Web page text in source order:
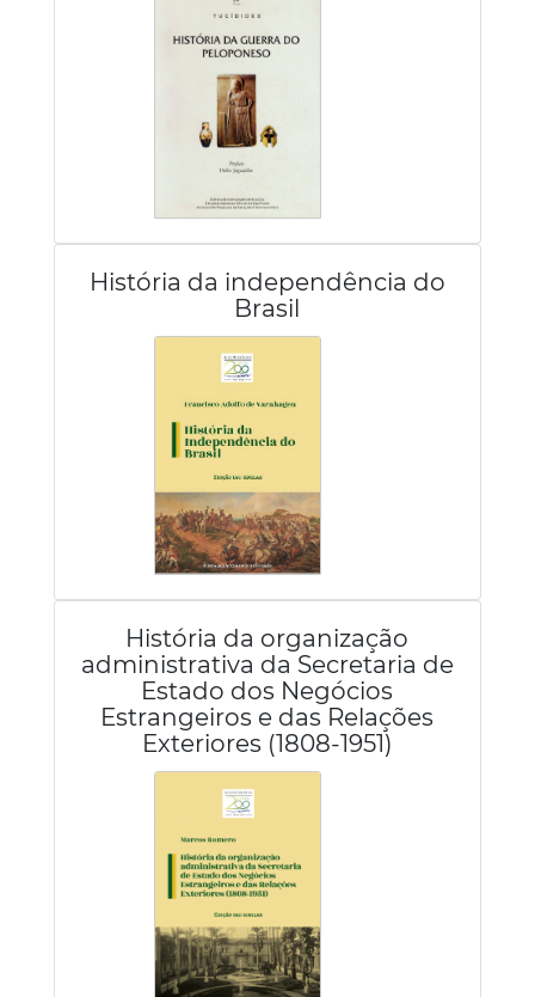
História da independência do
Brasil
História da organização
administrativa da Secretaria de
Estado dos Negócios
Estrangeiros e das Relações
Exteriores (1808-1951)